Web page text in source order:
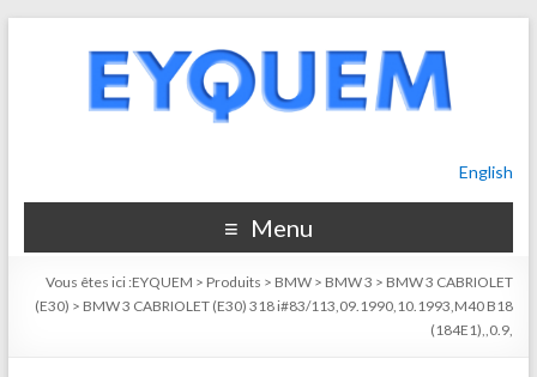
English
Menu
Vous êtes ici :EYQUEM > Produits > BMW > BMW 3 > BMW 3 CABRIOLET
(E30) > BMW 3 CABRIOLET (E30) 318 i#83/113,09.1990,10.1993,M40 B18
(184E1),,0.9,